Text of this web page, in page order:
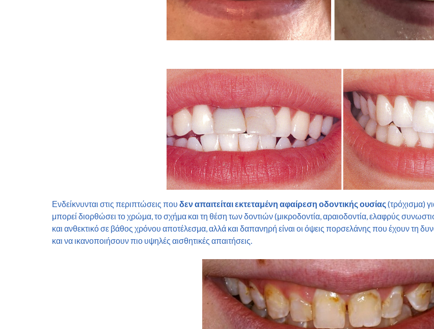
Ενδείκνυνται στις περιπτώσεις που δεν απαιτείται εκτεταμένη αφαίρεση οδοντικής ουσίας(τρόχισμα)
μπορεί διορθώσει το χρώμα, το σχήμα και τη θέση των δοντιών (μικροδοντία, αραιοδοντία, ελαφρύς
και ανθεκτικό σε βάθος χρόνου αποτέλεσμα, αλλά και δαπανηρή είναι οι όψεις πορσελάνης που έχουν τη
και να ικανοποιήσουν πιο υψηλές αισθητικές απαιτήσεις.